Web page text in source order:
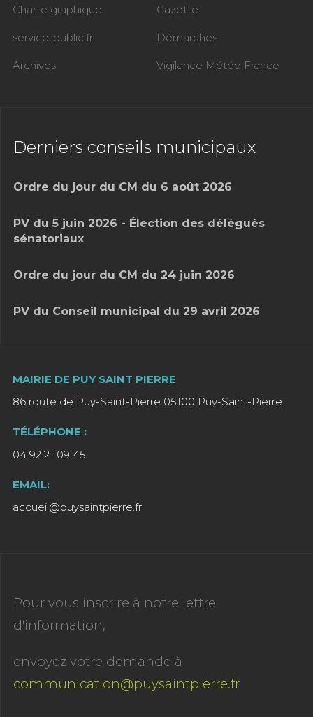
Charte graphique Gazette
service-public.fr Démarches
Archives Vigilance Météo France
Derniers conseils municipaux
Ordre du jour du CM du 6 août 2026
PV du 5 juin 2026 - Élection des délégués
sénatoriaux
Ordre du jour du CM du 24 juin 2026
PV du Conseil municipal du 29 avril 2026
MAIRIE DE PUY SAINT PIERRE
86 route de Puy-Saint-Pierre 05100 Puy-Saint-Pierre
TÉLÉPHONE :
04 92 21 09 45
EMAIL:
accueil@puysaintpierre.fr
Pour vous inscrire à notre lettre
d'information,
envoyez votre demande à
communication@puysaintpierre.fr